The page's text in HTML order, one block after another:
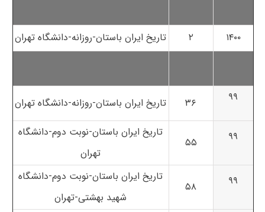
۱۴۰۰ ۲ تاریخ ایران باستان-روزانه-دانشگاه تهران
۹۹ ۳۶ تاریخ ایران باستان-روزانه-دانشگاه تهران
۹۹ ۵۵
تاریخ ایران باستان-نوبت دوم-دانشگاه
تهران
۹۹
۵۸
تاریخ ایران باستان-نوبت دوم-دانشگاه
شهید بهشتی-تهران